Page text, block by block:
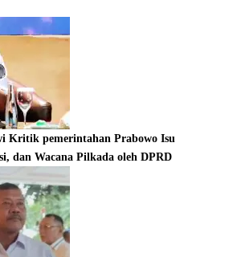
Kritik pemerintahan Prabowo Isu
dan Wacana Pilkada oleh DPRD